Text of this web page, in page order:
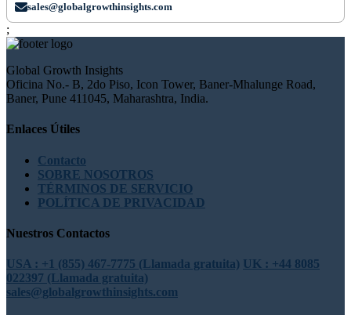
sales@globalgrowthinsights.com
;
Global Growth Insights
Oficina No.- B, 2do Piso, Icon Tower, Baner-Mhalunge Road,
Baner, Pune 411045, Maharashtra, India.
Enlaces Útiles
Contacto
SOBRE NOSOTROS
TÉRMINOS DE SERVICIO
POLÍTICA DE PRIVACIDAD
Nuestros Contactos
USA : +1 (855) 467-7775 (Llamada gratuita) UK : +44 8085
022397 (Llamada gratuita)
sales@globalgrowthinsights.com